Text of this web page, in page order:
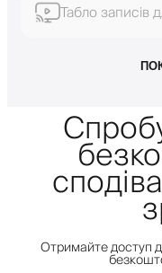
Табло записів
Отримайте доступ